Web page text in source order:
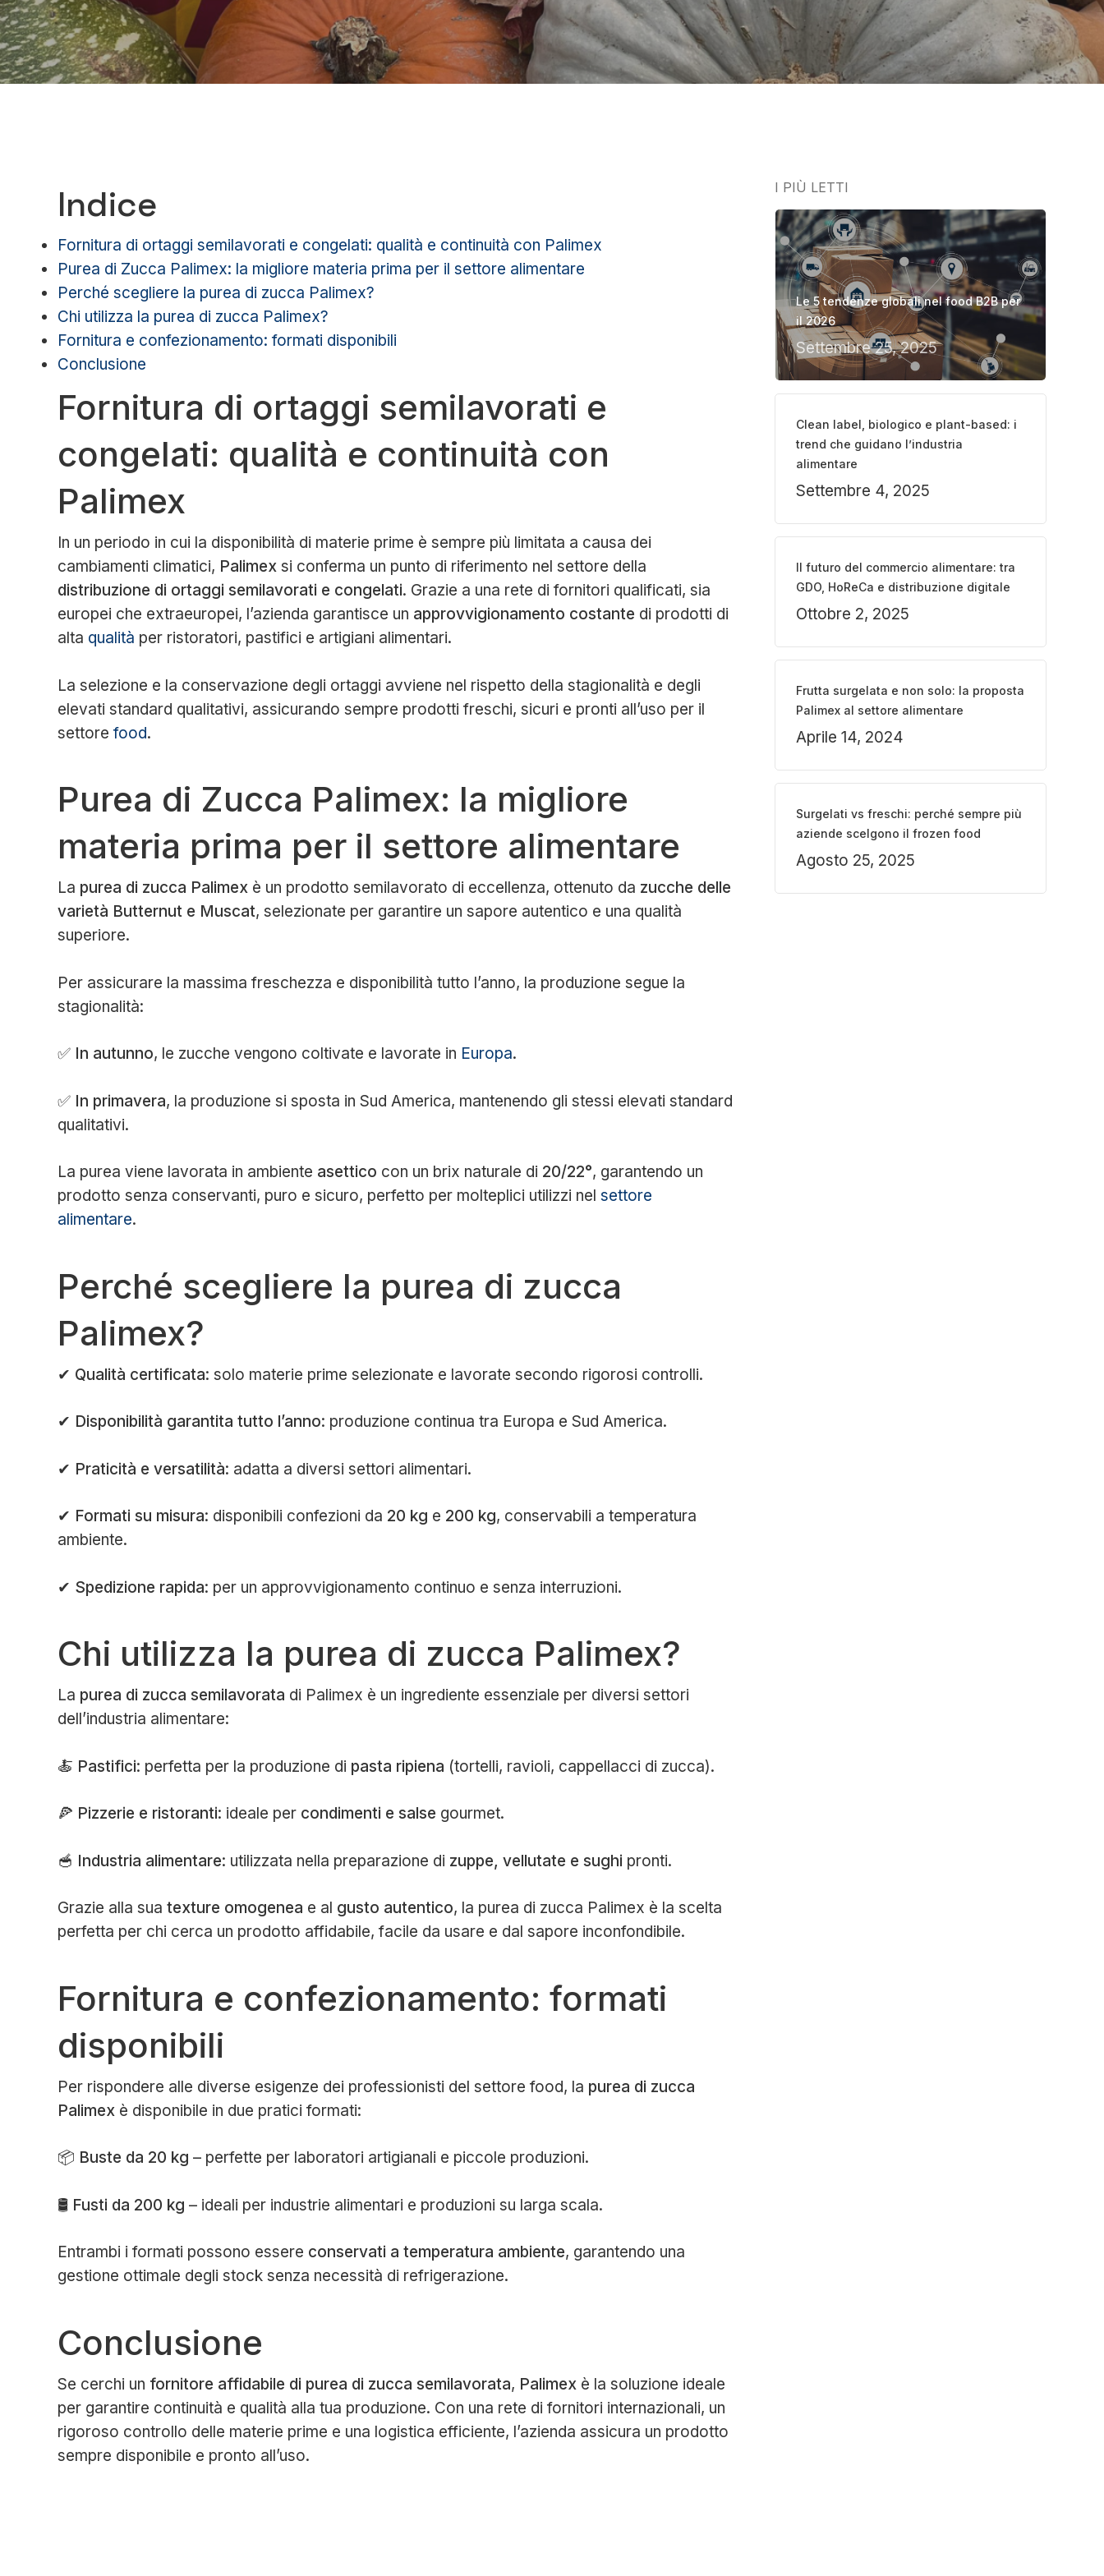
Indice
Fornitura di ortaggi semilavorati e congelati: qualità e continuità con Palimex
Purea di Zucca Palimex: la migliore materia prima per il settore alimentare
Perché scegliere la purea di zucca Palimex?
Chi utilizza la purea di zucca Palimex?
Fornitura e confezionamento: formati disponibili
Conclusione
Fornitura di ortaggi semilavorati e
congelati: qualità e continuità con
Palimex
In un periodo in cui la disponibilità di materie prime è sempre più limitata a causa dei
cambiamenti climatici, Palimex si conferma un punto di riferimento nel settore della
distribuzione di ortaggi semilavorati e congelati. Grazie a una rete di fornitori qualificati, sia
europei che extraeuropei, l’azienda garantisce un approvvigionamento costante di prodotti di
alta qualità per ristoratori, pastifici e artigiani alimentari.
La selezione e la conservazione degli ortaggi avviene nel rispetto della stagionalità e degli
elevati standard qualitativi, assicurando sempre prodotti freschi, sicuri e pronti all’uso per il
settore food.
Purea di Zucca Palimex: la migliore
materia prima per il settore alimentare
La purea di zucca Palimex è un prodotto semilavorato di eccellenza, ottenuto da zucche delle
varietà Butternut e Muscat, selezionate per garantire un sapore autentico e una qualità
superiore.
Per assicurare la massima freschezza e disponibilità tutto l’anno, la produzione segue la
stagionalità:
✅ In autunno, le zucche vengono coltivate e lavorate in Europa.
✅ In primavera, la produzione si sposta in Sud America, mantenendo gli stessi elevati standard
qualitativi.
La purea viene lavorata in ambiente asettico con un brix naturale di 20/22°, garantendo un
prodotto senza conservanti, puro e sicuro, perfetto per molteplici utilizzi nel settore
alimentare.
Perché scegliere la purea di zucca
Palimex?
✔ Qualità certificata: solo materie prime selezionate e lavorate secondo rigorosi controlli.
✔ Disponibilità garantita tutto l’anno: produzione continua tra Europa e Sud America.
✔ Praticità e versatilità: adatta a diversi settori alimentari.
✔ Formati su misura: disponibili confezioni da 20 kg e 200 kg, conservabili a temperatura
ambiente.
✔ Spedizione rapida: per un approvvigionamento continuo e senza interruzioni.
Chi utilizza la purea di zucca Palimex?
La purea di zucca semilavorata di Palimex è un ingrediente essenziale per diversi settori
dell’industria alimentare:
🍝 Pastifici: perfetta per la produzione di pasta ripiena (tortelli, ravioli, cappellacci di zucca).
🍕 Pizzerie e ristoranti: ideale per condimenti e salse gourmet.
🥣 Industria alimentare: utilizzata nella preparazione di zuppe, vellutate e sughi pronti.
Grazie alla sua texture omogenea e al gusto autentico, la purea di zucca Palimex è la scelta
perfetta per chi cerca un prodotto affidabile, facile da usare e dal sapore inconfondibile.
Fornitura e confezionamento: formati
disponibili
Per rispondere alle diverse esigenze dei professionisti del settore food, la purea di zucca
Palimex è disponibile in due pratici formati:
📦 Buste da 20 kg – perfette per laboratori artigianali e piccole produzioni.
🛢 Fusti da 200 kg – ideali per industrie alimentari e produzioni su larga scala.
Entrambi i formati possono essere conservati a temperatura ambiente, garantendo una
gestione ottimale degli stock senza necessità di refrigerazione.
Conclusione
Se cerchi un fornitore affidabile di purea di zucca semilavorata, Palimex è la soluzione ideale
per garantire continuità e qualità alla tua produzione. Con una rete di fornitori internazionali, un
rigoroso controllo delle materie prime e una logistica efficiente, l’azienda assicura un prodotto
sempre disponibile e pronto all’uso.
I PIÙ LETTI
Le 5 tendenze globali nel food B2B per
il 2026
Settembre 25, 2025
Clean label, biologico e plant-based: i
trend che guidano l’industria
alimentare
Settembre 4, 2025
Il futuro del commercio alimentare: tra
GDO, HoReCa e distribuzione digitale
Ottobre 2, 2025
Frutta surgelata e non solo: la proposta
Palimex al settore alimentare
Aprile 14, 2024
Surgelati vs freschi: perché sempre più
aziende scelgono il frozen food
Agosto 25, 2025